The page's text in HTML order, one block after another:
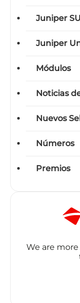
Juniper
Juniper
Módulos
Noticias
Nuevos
Números
Premios
We are